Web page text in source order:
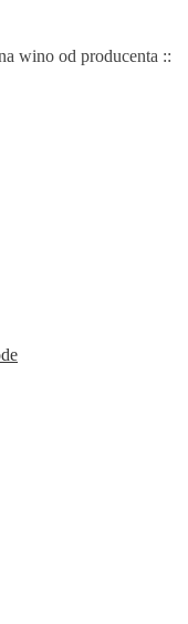
wino od producenta ::